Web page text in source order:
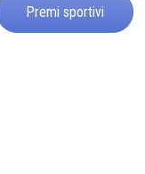
Premi sportivi